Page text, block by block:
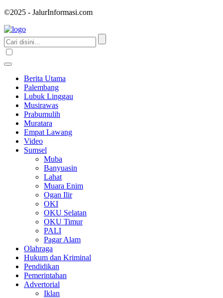
©2025 - JalurInformasi.com
Berita Utama
Palembang
Lubuk Linggau
Musirawas
Prabumulih
Muratara
Empat Lawang
Video
Sumsel
Muba
Banyuasin
Lahat
Muara Enim
Ogan Ilir
OKI
OKU Selatan
OKU Timur
PALI
Pagar Alam
Olahraga
Hukum dan Kriminal
Pendidikan
Pemerintahan
Advertorial
Iklan